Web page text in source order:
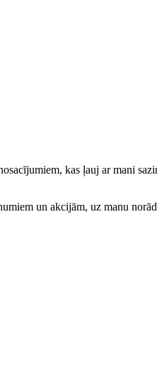
kas ļauj ar mani
un akcijām, uz manu